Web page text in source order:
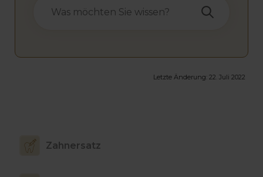
Letzte Änderung: 22. Juli 2022
Zahnersatz